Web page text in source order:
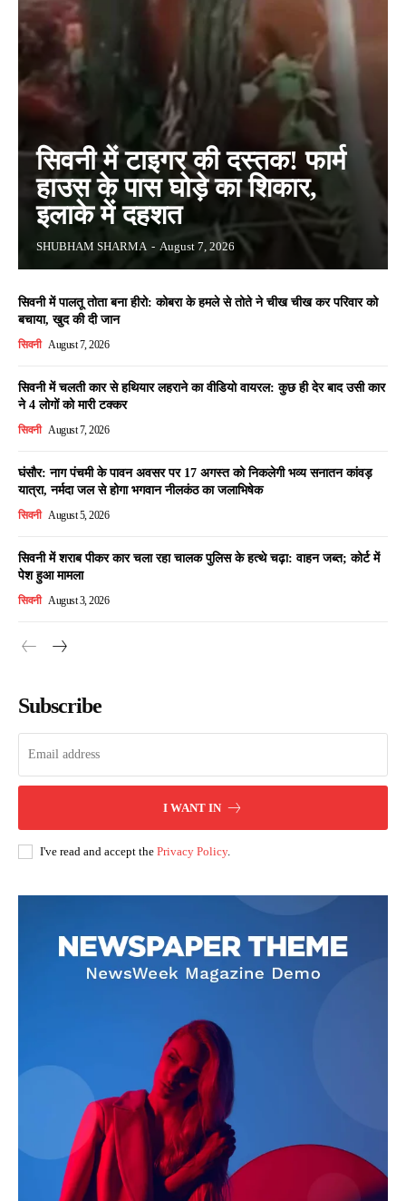
सिवनी में टाइगर की दस्तक! फार्म
हाउस के पास घोड़े का शिकार,
इलाके में दहशत
SHUBHAM SHARMA - August 7, 2026
सिवनी में पालतू तोता बना हीरो: कोबरा के हमले से तोते ने चीख चीख कर परिवार को
बचाया, खुद की दी जान
सिवनी August 7, 2026
सिवनी में चलती कार से हथियार लहराने का वीडियो वायरल: कुछ ही देर बाद उसी कार
ने 4 लोगों को मारी टक्कर
सिवनी August 7, 2026
घंसौर: नाग पंचमी के पावन अवसर पर 17 अगस्त को निकलेगी भव्य सनातन कांवड़
यात्रा, नर्मदा जल से होगा भगवान नीलकंठ का जलाभिषेक
सिवनी August 5, 2026
सिवनी में शराब पीकर कार चला रहा चालक पुलिस के हत्थे चढ़ा: वाहन जब्त; कोर्ट में
पेश हुआ मामला
सिवनी August 3, 2026
Subscribe
I WANT IN
I've read and accept the Privacy Policy.